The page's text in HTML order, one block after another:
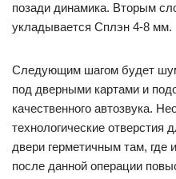
позади динамика. Вторым
укладывается Сплэн 4-8 мм.
Следующим шагом будет
под дверными картами и
качественного автозвука.
технологические отверстия
двери герметичным там, где
после данной операции